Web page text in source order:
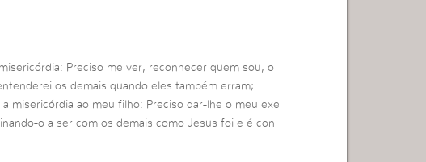
Preciso me ver, reconhecer quem sou, o
os demais quando eles também erram;
misericórdia ao meu filho: Preciso dar-lhe o meu exe
o a ser com os demais como Jesus foi e é con